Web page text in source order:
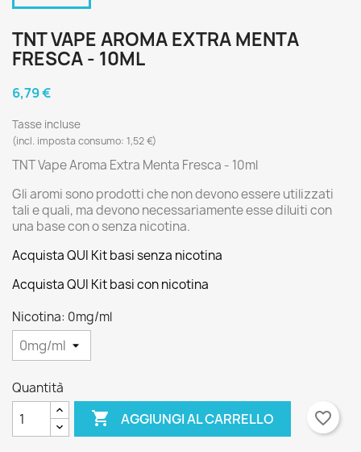
TNT VAPE AROMA EXTRA MENTA
FRESCA - 10ML
6,79 €
Tasse incluse
(incl. imposta consumo: 1,52 €)
TNT Vape Aroma Extra Menta Fresca - 10ml
Gli aromi sono prodotti che non devono essere utilizzati
tali e quali, ma devono necessariamente esse diluiti con
una base con o senza nicotina.
Acquista QUI Kit basi senza nicotina
Acquista QUI Kit basi con nicotina
Nicotina: 0mg/ml
Quantità
 AGGIUNGI AL CARRELLO favorite_border